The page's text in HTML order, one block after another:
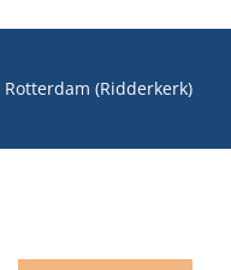
Rotterdam (Ridderkerk)